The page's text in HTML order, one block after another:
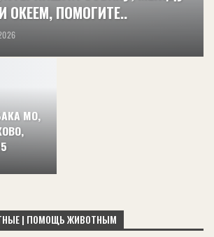
ОКЕЕМ, ПОМОГИТЕ..
МО,
| ПОМОЩЬ ЖИВОТНЫМ